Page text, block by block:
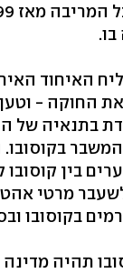
האיחוד
את החוקה -
בתנאיה של
המשבר
בין קוסובו
מרטי
בקוסובו
תהיה מדינה